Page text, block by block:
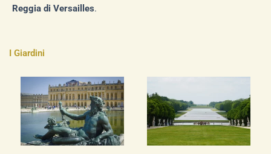
Reggia di Versailles.
I Giardini